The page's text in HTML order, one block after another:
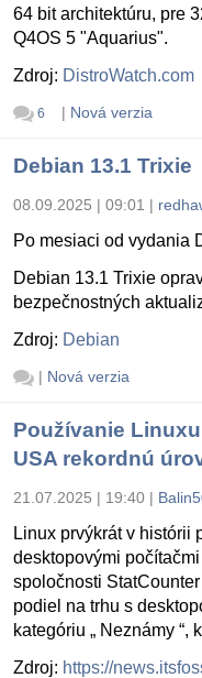
64 bit architektúru, pre
Q4OS 5 "Aquarius".
Zdroj: DistroWatch.com
6 | Nová verzia
Debian 13.1 Trixie
08.09.2025 | 09:01 |
Po mesiaci od vydania
Debian 13.1 Trixie
bezpečnostných
Zdroj: Debian
| Nová verzia
Používanie
USA rekordnú
21.07.2025 | 19:40 |
Linux prvýkrát v histórii
desktopovými
spoločnosti
podiel na trhu s
kategóriu „ Neznámy “,
Zdroj: https://